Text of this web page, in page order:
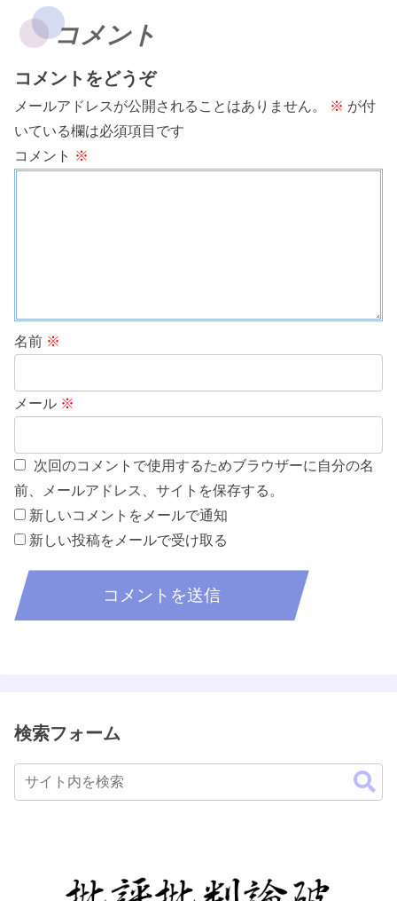
コメント
コメントをどうぞ
メールアドレスが公開されることはありません。 ※ が付
いている欄は必須項目です
コメント ※
名前 ※
メール ※
次回のコメントで使用するためブラウザーに自分の名
前、メールアドレス、サイトを保存する。
新しいコメントをメールで通知
新しい投稿をメールで受け取る
検索フォーム